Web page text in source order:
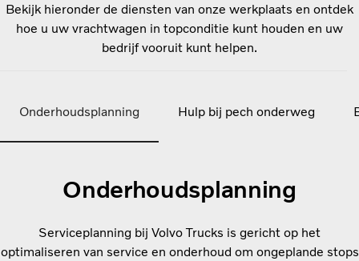
Bekijk hieronder de diensten van onze werkplaats en ontdek
hoe u uw vrachtwagen in topconditie kunt houden en uw
bedrijf vooruit kunt helpen.
Onderhoudsplanning Hulp bij pech onderweg
Onderhoudsplanning
Serviceplanning bij Volvo Trucks is gericht op het
optimaliseren van service en onderhoud om ongeplande stops